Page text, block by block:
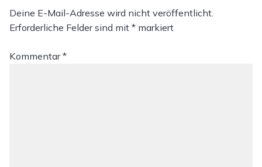
Deine E-Mail-Adresse wird nicht veröffentlicht.
Erforderliche Felder sind mit* markiert
Kommentar*